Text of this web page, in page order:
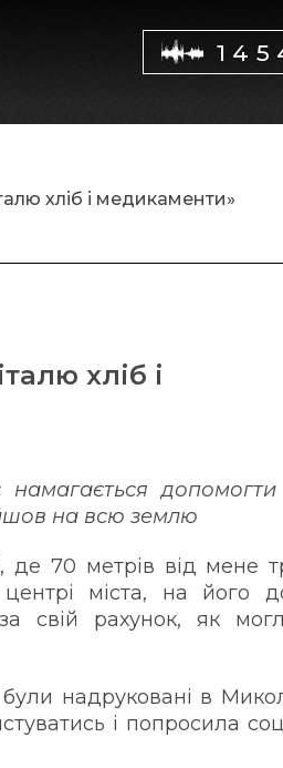
хліб і
на всю землю
де 70 метрів від мене
міста, на його
свій рахунок, як
надруковані в
і попросила
хліб і медикаменти»